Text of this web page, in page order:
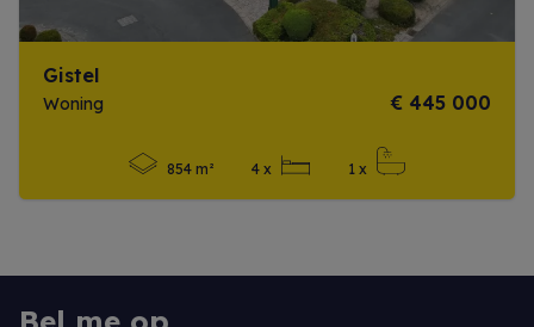
Gistel
Woning € 445 000
854 m² 4 x 1 x